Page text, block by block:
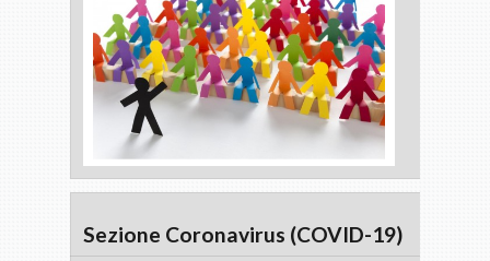
Sezione Coronavirus (COVID-19)